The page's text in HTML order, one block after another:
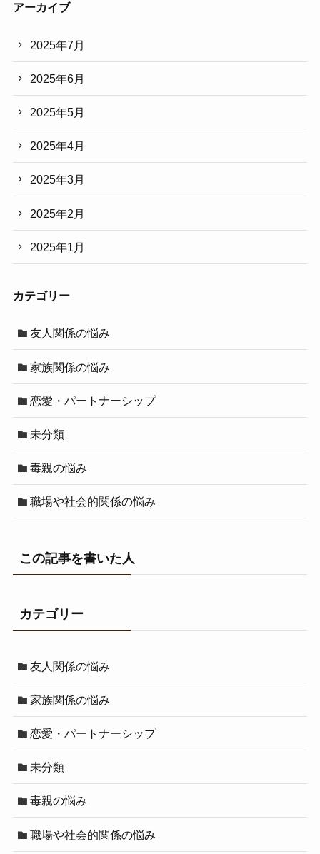
アーカイブ
2025年7月
2025年6月
2025年5月
2025年4月
2025年3月
2025年2月
2025年1月
カテゴリー
友人関係の悩み
家族関係の悩み
恋愛・パートナーシップ
未分類
毒親の悩み
職場や社会的関係の悩み
この記事を書いた人
カテゴリー
友人関係の悩み
家族関係の悩み
恋愛・パートナーシップ
未分類
毒親の悩み
職場や社会的関係の悩み